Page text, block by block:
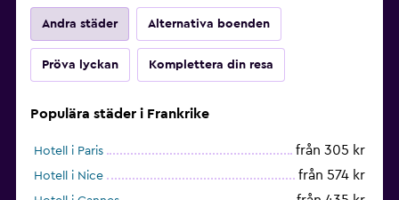
Andra städer Alternativa boenden
Pröva lyckan Komplettera din resa
Populära städer i Frankrike
Hotell i Paris från 305 kr
Hotell i Nice från 574 kr